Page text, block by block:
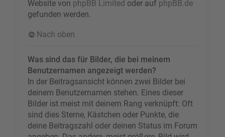
Website von phpBB Limited oder auf phpBB.de
gefunden werden.
Nach oben
Was sind das für Bilder, die bei meinem
Benutzernamen angezeigt werden?
In der Beitragsansicht können zwei Bilder bei
deinem Benutzernamen stehen. Eines dieser
Bilder ist meist mit deinem Rang verknüpft: Oft
sind dies Sterne, Kästchen oder Punkte, die
deine Beitragszahl oder deinen Status im Forum